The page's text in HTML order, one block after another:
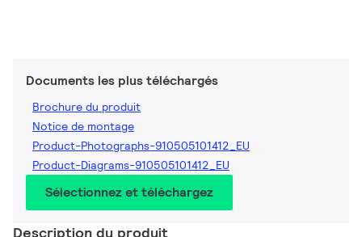
Documents les plus téléchargés
Brochure du produit
Notice de montage
Product-Photographs-910505101412_EU
Product-Diagrams-910505101412_EU
Sélectionnez et téléchargez
Description du produit